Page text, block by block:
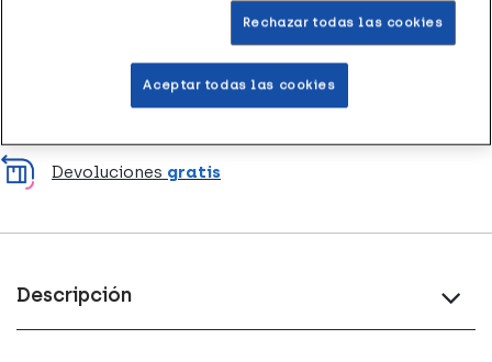
en 24-48h laborables
puntos Healthies
Devoluciones gratis
Descripción
Rechazar todas las cookies
Aceptar todas las cookies